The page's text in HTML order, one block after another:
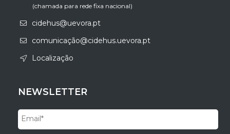
(chamada para rede fixa nacional)
cidehus@uevora.pt
comunicação@cidehus.uevora.pt
Localização
NEWSLETTER